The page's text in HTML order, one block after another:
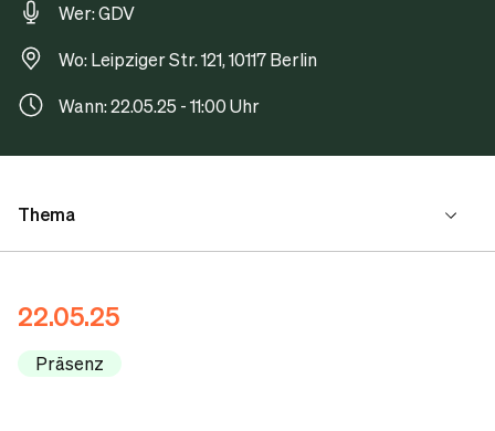
Wer: GDV
Wo: Leipziger Str. 121, 10117 Berlin
Wann: 22.05.25 - 11:00 Uhr
Thema
22.05.25
Präsenz